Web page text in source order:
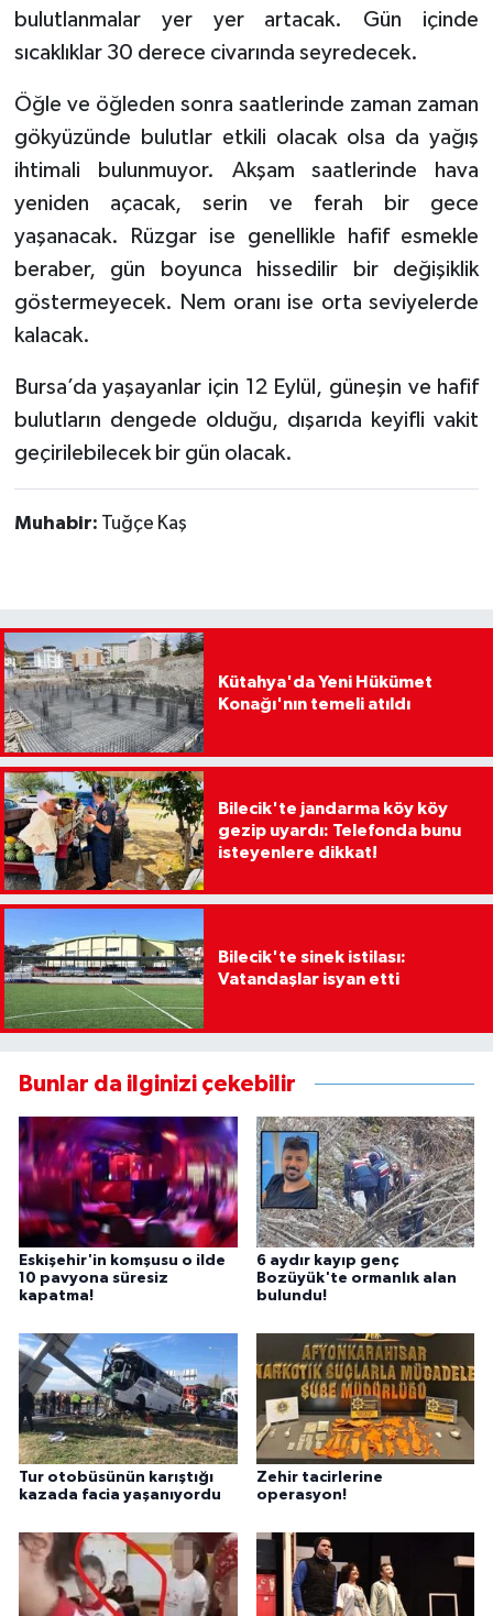
bulutlanmalar yer yer artacak. Gün içinde
sıcaklıklar 30 derece civarında seyredecek.
Öğle ve öğleden sonra saatlerinde zaman zaman
gökyüzünde bulutlar etkili olacak olsa da yağış
ihtimali bulunmuyor. Akşam saatlerinde hava
yeniden açacak, serin ve ferah bir gece
yaşanacak. Rüzgar ise genellikle hafif esmekle
beraber, gün boyunca hissedilir bir değişiklik
göstermeyecek. Nem oranı ise orta seviyelerde
kalacak.
Bursa’da yaşayanlar için 12 Eylül, güneşin ve hafif
bulutların dengede olduğu, dışarıda keyifli vakit
geçirilebilecek bir gün olacak.
Muhabir: Tuğçe Kaş
Kütahya'da Yeni Hükümet
Konağı'nın temeli atıldı
Bilecik'te jandarma köy köy
gezip uyardı: Telefonda bunu
isteyenlere dikkat!
Bilecik'te sinek istilası:
Vatandaşlar isyan etti
Bunlar da ilginizi çekebilir
Eskişehir'in komşusu o ilde
10 pavyona süresiz
kapatma!
6 aydır kayıp genç
Bozüyük'te ormanlık alan
bulundu!
Tur otobüsünün karıştığı
kazada facia yaşanıyordu
Zehir tacirlerine
operasyon!